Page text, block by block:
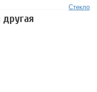
Стекло